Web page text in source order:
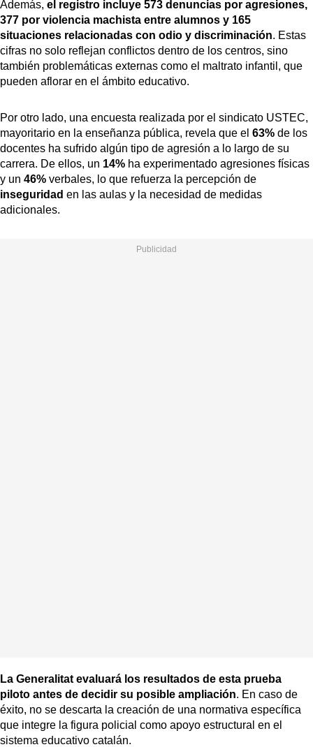
Además, el registro incluye 573 denuncias por agresiones,
377 por violencia machista entre alumnos y 165
situaciones relacionadas con odio y discriminación. Estas
cifras no solo reflejan conflictos dentro de los centros, sino
también problemáticas externas como el maltrato infantil, que
pueden aflorar en el ámbito educativo.
Por otro lado, una encuesta realizada por el sindicato USTEC,
mayoritario en la enseñanza pública, revela que el 63% de los
docentes ha sufrido algún tipo de agresión a lo largo de su
carrera. De ellos, un 14% ha experimentado agresiones físicas
y un 46% verbales, lo que refuerza la percepción de
inseguridad en las aulas y la necesidad de medidas
adicionales.
La Generalitat evaluará los resultados de esta prueba
piloto antes de decidir su posible ampliación. En caso de
éxito, no se descarta la creación de una normativa específica
que integre la figura policial como apoyo estructural en el
sistema educativo catalán.